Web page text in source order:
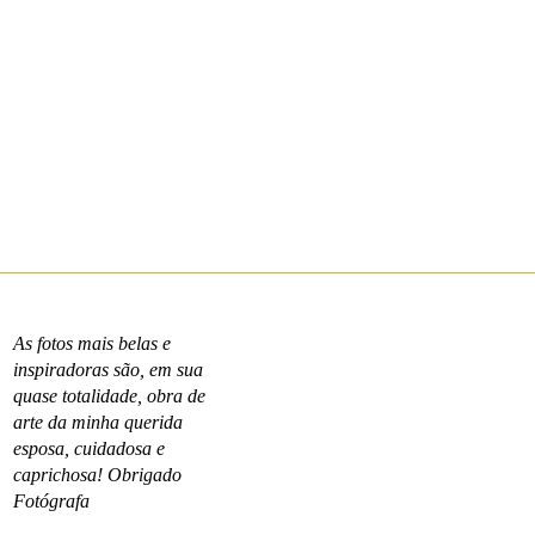
As fotos mais belas e
inspiradoras são, em sua
quase totalidade, obra de
arte da minha querida
esposa, cuidadosa e
caprichosa! Obrigado
Fotógrafa